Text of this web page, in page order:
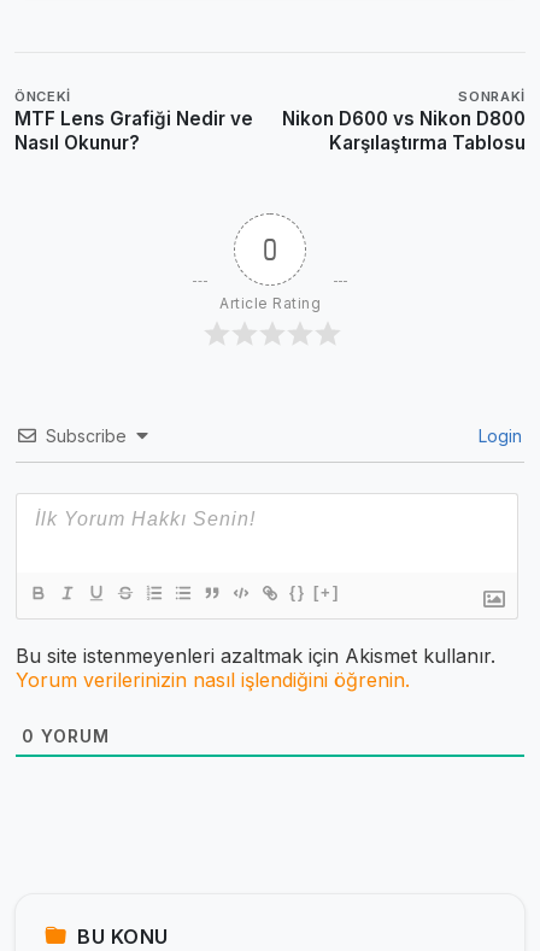
ÖNCEKI
MTF Lens Grafiği Nedir ve
Nasıl Okunur?
SONRAKI
Nikon D600 vs Nikon D800
Karşılaştırma Tablosu
0
Article Rating
Subscribe Login
{} [+]
Bu site istenmeyenleri azaltmak için Akismet kullanır.
Yorum verilerinizin nasıl işlendiğini öğrenin.
0 YORUM
BU KONU